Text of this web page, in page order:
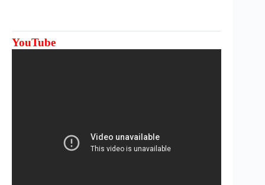
YouTube